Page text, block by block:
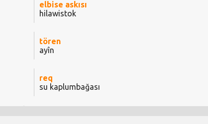
elbise askısı
hilawistok
tören
ayîn
req
su kaplumbağası